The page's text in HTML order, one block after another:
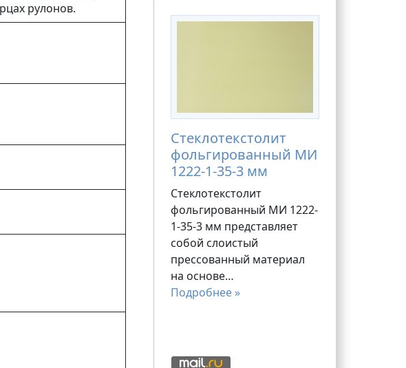
рулонов.
Стеклотекстолит
фольгированный МИ
1222-1-35-3 мм
Стеклотекстолит
фольгированный МИ 1222-
1-35-3 мм представляет
собой слоистый
прессованный материал
на основе…
Подробнее »